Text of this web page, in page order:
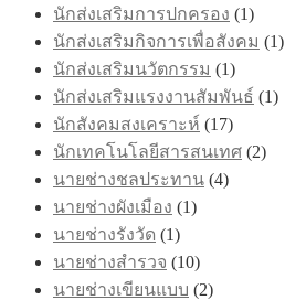
นักส่งเสริมการปกครอง (1)
นักส่งเสริมกิจการเพื่อสังคม (1)
นักส่งเสริมนวัตกรรม (1)
นักส่งเสริมแรงงานสัมพันธ์ (1)
นักสังคมสงเคราะห์ (17)
นักเทคโนโลยีสารสนเทศ (2)
นายช่างชลประทาน (4)
นายช่างผังเมือง (1)
นายช่างรังวัด (1)
นายช่างสำรวจ (10)
นายช่างเขียนแบบ (2)